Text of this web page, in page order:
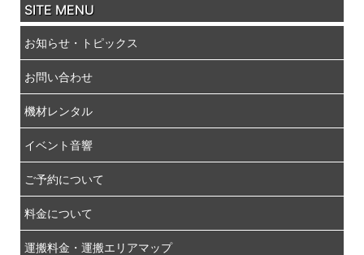
SITE MENU
お知らせ・トピックス
お問い合わせ
機材レンタル
イベント音響
ご予約について
料金について
運搬料金・運搬エリアマップ